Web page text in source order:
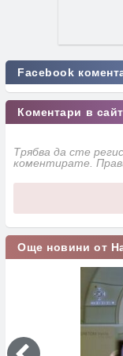
Facebook
Коментари в
Трябва да сте
коментирате.
Още новини от